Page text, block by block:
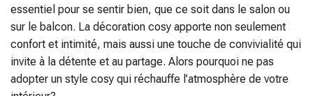
essentiel pour se sentir bien, que ce soit dans le salon ou
sur le balcon. La décoration cosy apporte non seulement
confort et intimité, mais aussi une touche de convivialité qui
invite à la détente et au partage. Alors pourquoi ne pas
adopter un style cosy qui réchauffe l’atmosphère de votre